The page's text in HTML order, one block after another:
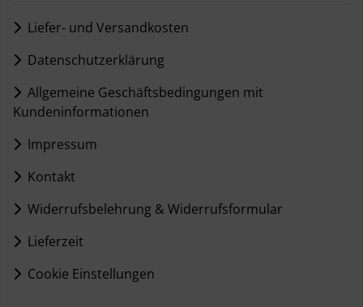
Liefer- und Versandkosten
Datenschutzerklärung
Allgemeine Geschäftsbedingungen mit
Kundeninformationen
Impressum
Kontakt
Widerrufsbelehrung & Widerrufsformular
Lieferzeit
Cookie Einstellungen